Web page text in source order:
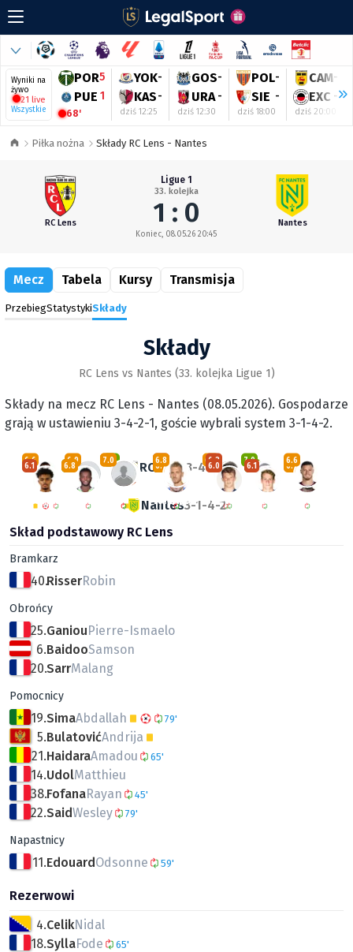
Wyniki na
żywo
21 live
Wszystkie
POR5
PUE 1
68'
YOK-
KAS-
dziś 12:25
GOS-
URA -
dziś 12:30
POL-
SIE -
dziś 18:00
CAM-
EXC -
dziś 20:00
Piłka nożna Składy RC Lens - Nantes
RC Lens
Ligue 1
33. kolejka
1 : 0
Koniec, 08.05.26 20:45
Nantes
Mecz Tabela Kursy Transmisja
PrzebiegStatystykiSkłady
Składy
RC Lens vs Nantes (33. kolejka Ligue 1)
Składy na mecz RC Lens - Nantes (08.05.2026). Gospodarze
grają w ustawieniu 3-4-2-1, goście wybrali system 3-1-4-2.
RC Lens 3-4-2-1
7.4
40. Risser
7.3
25. Ganiou
7.5
6. Baidoo
7.3
20. Sarr
6.6 7.7 6.5
6.7
14. Udol
6.9 7.0
6.3
6.3
28. Sissoko
6.2
6.1
22. Acapandie
6.8
6. Awaziem
6.1
3. Cozza
6.5 6.6
7.0
6.0
8. Lepenant
6.7
1. Lopes
6.8
Nantes3-1-4-2
Skład podstawowy RC Lens
Bramkarz
40.RisserRobin
Obrońcy
25.GaniouPierre-Ismaelo
6.BaidooSamson
20.SarrMalang
Pomocnicy
19.SimaAbdallah 79'
5.BulatovićAndrija
21.HaidaraAmadou 65'
14.UdolMatthieu
38.FofanaRayan 45'
22.SaidWesley 79'
Napastnicy
11.EdouardOdsonne 59'
Rezerwowi
4.CelikNidal
18.SyllaFode 65'